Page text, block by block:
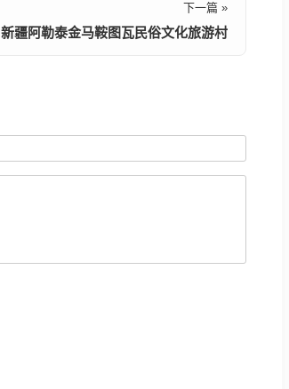
下一篇 »
新疆阿勒泰金马鞍图瓦民俗文化旅游村